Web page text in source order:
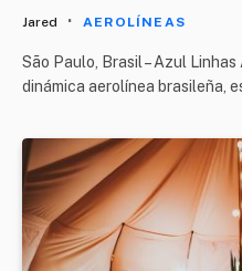
Jared AEROLÍNEAS
São Paulo, Brasil – Azul
dinámica aerolínea brasileña,